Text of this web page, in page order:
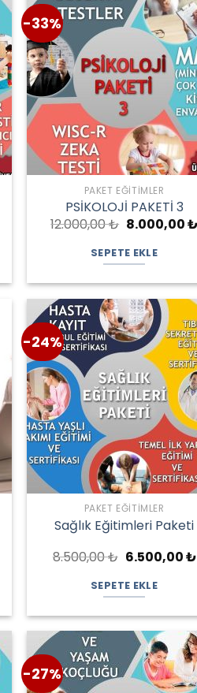
-33%
PAKET EĞITIMLER
PSİKOLOJİ PAKETİ 3
12.000,00₺ Orijinal
12.000,00 ₺.
8.000,00
SEPETE EKLE
-24%
PAKET EĞITIMLER
Sağlık Eğitimleri Paketi
8.500,00₺ Orijinal
8.500,00 ₺.
6.500,00₺
SEPETE EKLE
-27%